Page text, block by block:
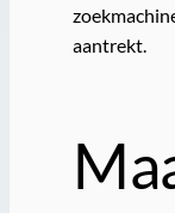
aantrekt.